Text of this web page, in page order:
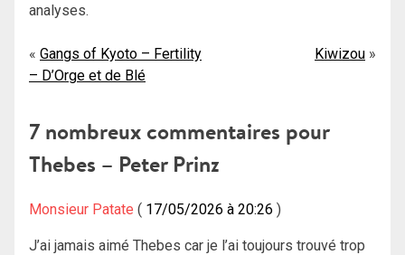
analyses.
Navigation
de
l’article
Gangs of Kyoto – Fertility
– D’Orge et de Blé
Kiwizou
7 nombreux commentaires pour
Thebes – Peter Prinz
Monsieur Patate 17/05/2026 à 20:26
J’ai jamais aimé Thebes car je l’ai toujours trouvé trop